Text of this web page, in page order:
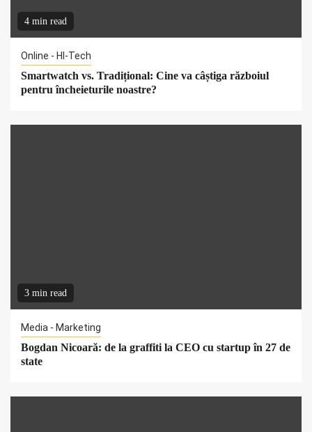
4 min read
Online - HI-Tech
Smartwatch vs. Tradițional: Cine va câștiga războiul
pentru încheieturile noastre?
3 min read
Media - Marketing
Bogdan Nicoară: de la graffiti la CEO cu startup în 27 de
state